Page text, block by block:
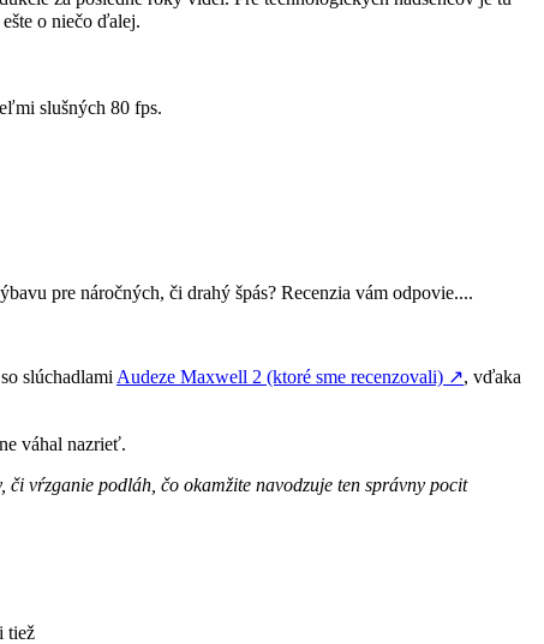
o niečo ďalej.
slušných 80 fps.
pre náročných, či drahý špás? Recenzia vám odpovie....
slúchadlami Audeze Maxwell 2 (ktoré sme recenzovali) ↗, vďaka
váhal nazrieť.
vŕzganie podláh, čo okamžite navodzuje ten správny pocit
tiež